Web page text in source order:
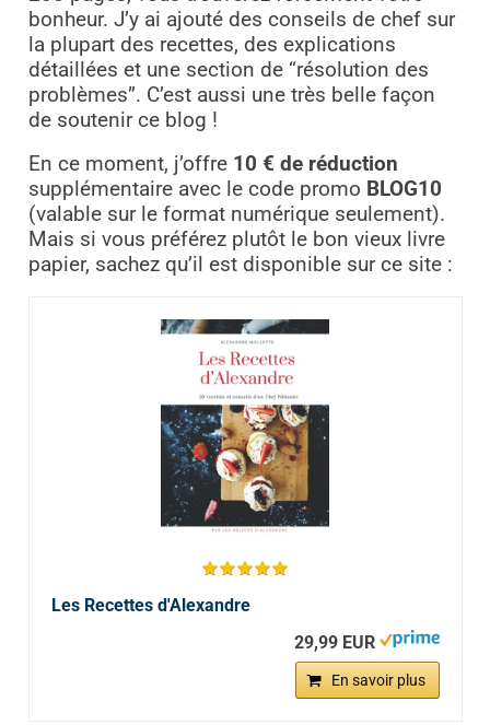
bonheur. J’y ai ajouté des conseils de chef sur
la plupart des recettes, des explications
détaillées et une section de “résolution des
problèmes”. C’est aussi une très belle façon
de soutenir ce blog !
En ce moment, j’offre 10 € de réduction
supplémentaire avec le code promo BLOG10
(valable sur le format numérique seulement).
Mais si vous préférez plutôt le bon vieux livre
papier, sachez qu’il est disponible sur ce site :
Les Recettes d'Alexandre
29,99 EUR
En savoir plus